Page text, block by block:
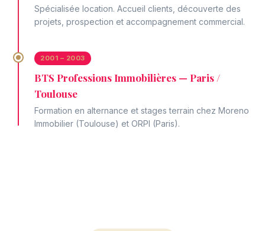
Spécialisée location. Accueil clients, découverte des
projets, prospection et accompagnement commercial.
2001 – 2003
BTS Professions Immobilières — Paris /
Toulouse
Formation en alternance et stages terrain chez Moreno
Immobilier (Toulouse) et ORPI (Paris).